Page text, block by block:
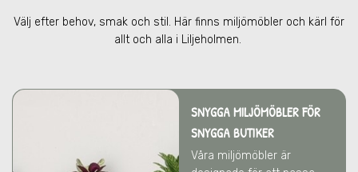
Välj efter behov, smak och stil. Här finns miljömöbler och kärl för
allt och alla i Liljeholmen.
SNYGGA MILJÖMÖBLER FÖR
SNYGGA BUTIKER
Våra miljömöbler är